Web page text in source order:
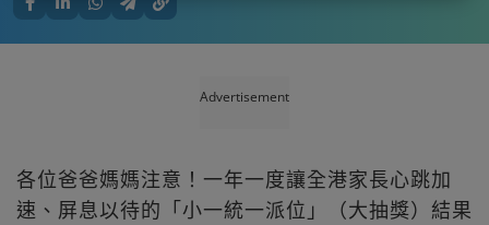
Advertisement
各位爸爸媽媽注意！一年一度讓全港家長心跳加
速、屏息以待的「小一統一派位」（大抽獎）結果